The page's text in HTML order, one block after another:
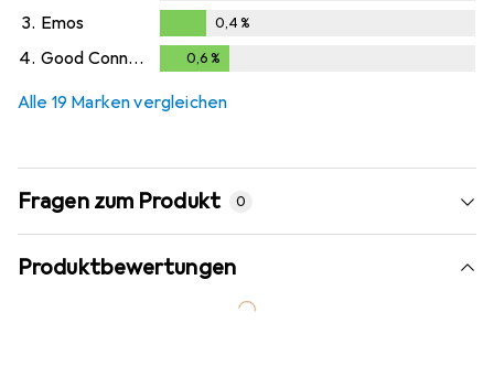
3. Emos
0,4%
0,4%
4. Good Connections 0,6 %
Alle 19 Marken vergleichen
Fragen zum Produkt 0
Produktbewertungen